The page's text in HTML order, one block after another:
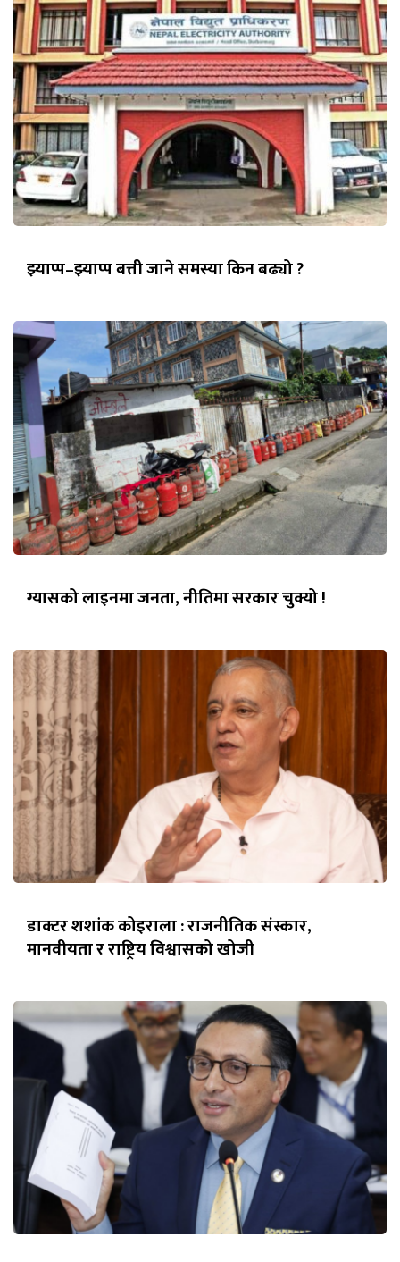
झ्याप्प–झ्याप्प बत्ती जाने समस्या किन बढ्यो ?
ग्यासको लाइनमा जनता, नीतिमा सरकार चुक्यो !
डाक्टर शशांक कोइराला : राजनीतिक संस्कार,
मानवीयता र राष्ट्रिय विश्वासको खोजी